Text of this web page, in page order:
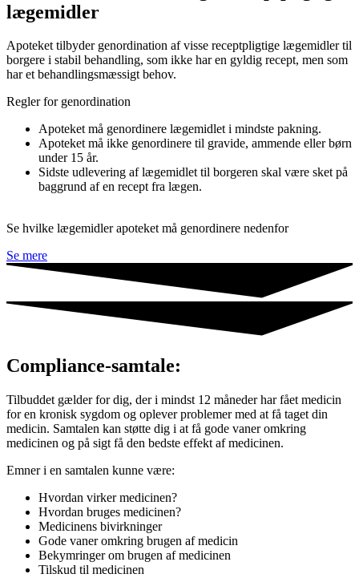
lægemidler
Apoteket tilbyder genordination af visse receptpligtige lægemidler til
borgere i stabil behandling, som ikke har en gyldig recept, men som
har et behandlingsmæssigt behov.
Regler for genordination
Apoteket må genordinere lægemidlet i mindste pakning.
Apoteket må ikke genordinere til gravide, ammende eller børn
under 15 år.
Sidste udlevering af lægemidlet til borgeren skal være sket på
baggrund af en recept fra lægen.
Se hvilke lægemidler apoteket må genordinere nedenfor
Se mere
Compliance-samtale:
Tilbuddet gælder for dig, der i mindst 12 måneder har fået medicin
for en kronisk sygdom og oplever problemer med at få taget din
medicin. Samtalen kan støtte dig i at få gode vaner omkring
medicinen og på sigt få den bedste effekt af medicinen.
Emner i en samtalen kunne være:
Hvordan virker medicinen?
Hvordan bruges medicinen?
Medicinens bivirkninger
Gode vaner omkring brugen af medicin
Bekymringer om brugen af medicinen
Tilskud til medicinen